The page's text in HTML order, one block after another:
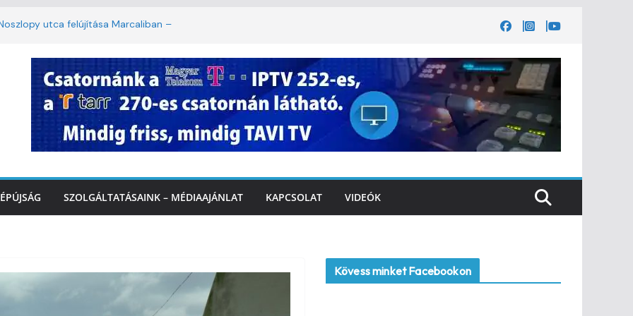
utca felújítása Marcaliban –
lakossági felháborodást váltott ki a
Marcaliban – VIDEÓ
a Balatonnál – az első félidő végén
SZOLGÁLTATÁSAINK – MÉDIAAJÁNLAT KAPCSOLAT VIDEÓK
Kövess minket Facebookon